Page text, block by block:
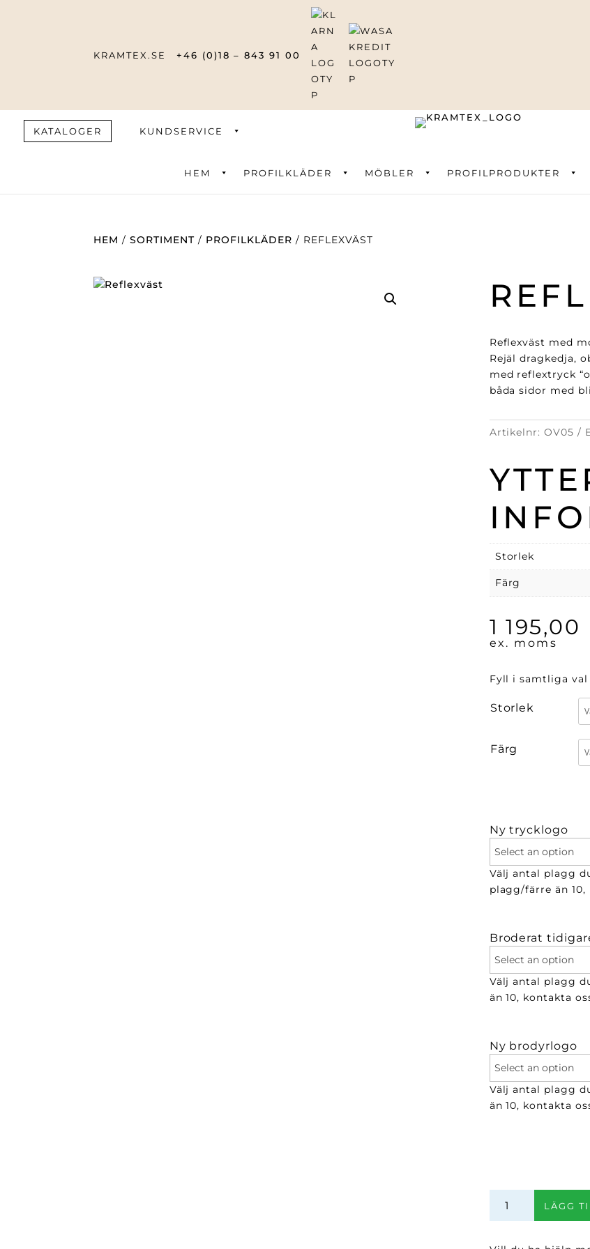
KRAMTEX.SE +46 (0)18 – 843 91 00
KATALOGER KUNDSERVICE
HEM PROFILKLÄDER MÖBLER PROFILPRODUKTER
Produktsökning
HEM /SORTIMENT / PROFILKLÄDER / REFLEXVÄST
Reflexväst med
Rejäl dragkedja,
med reflextryck
båda sidor med
Artikelnr:OV05
Storlek
Färg
1 195,00
ex. moms
Fyll i samtliga
Storlek
Färg
Ny trycklogo
Välj antal plagg
plagg/färre än
Broderat
Välj antal plagg
än 10, kontakta
Ny brodyrlogo
Välj antal plagg
än 10, kontakta
mängd
LÄGG